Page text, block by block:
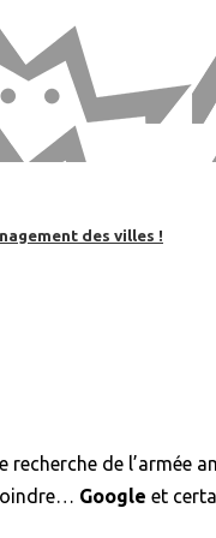
des villes !
de l’armée
Google et